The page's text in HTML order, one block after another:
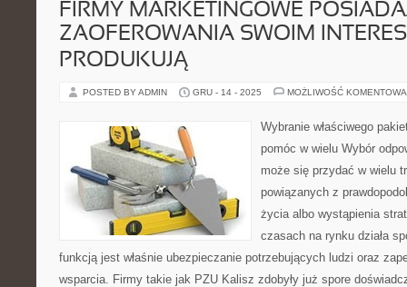
FIRMY MARKETINGOWE
ZAOFEROWANIA SWOIM
PRODUKUJĄ
POSTED BY ADMIN GRU - 14 - 2025 MOŻLIWOŚĆ
Wybranie właściwego
pomóc w wielu Wybór
może się przydać w wielu
powiązanych z
życia albo wystąpienia
czasach na rynku działa
funkcją jest właśnie ubezpieczanie potrzebujących ludzi oraz
wsparcia. Firmy takie jak PZU Kalisz zdobyły już spore